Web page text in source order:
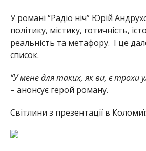
У романі “Радіо ніч” Юрій
політику, містику, готичність,
реальність та метафору. І це
список.
“У мене для таких, як ви, є трохи
– анонсує герой роману.
Світлини з презентації в Коломиї: